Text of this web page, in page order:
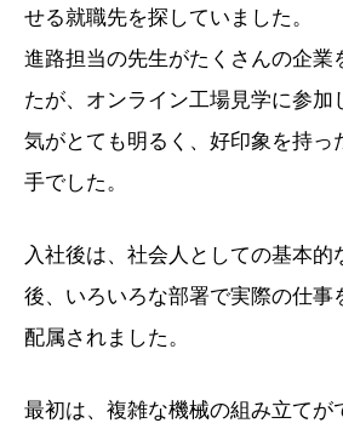
せる就職先を探していました。
進路担当の先生がたくさんの企業
たが、オンライン工場見学に参加
気がとても明るく、好印象を持っ
手でした。
入社後は、社会人としての基本的
後、いろいろな部署で実際の仕事
配属されました。
最初は、複雑な機械の組み立てが